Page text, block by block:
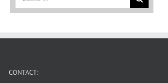
naar:
CONTACT: